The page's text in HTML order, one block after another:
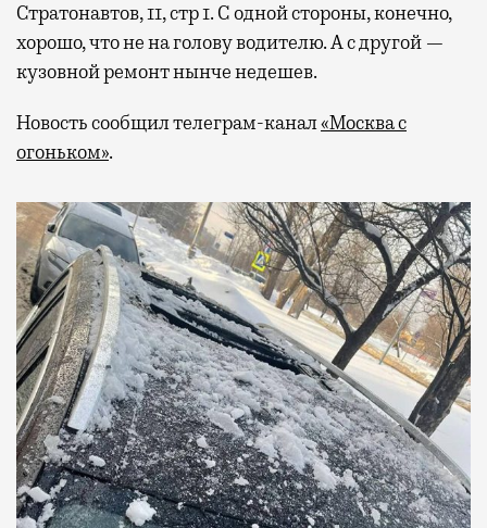
Стратонавтов, 11, стр 1. С одной стороны, конечно,
хорошо, что не на голову водителю. А с другой —
кузовной ремонт нынче недешев.
Новость сообщил телеграм-канал«Москва с
огоньком».